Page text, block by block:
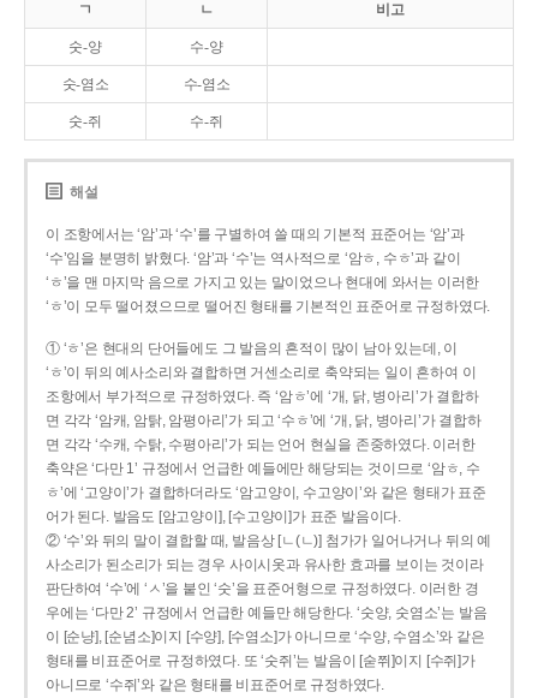
ㄱ ㄴ 비고
숫-양 수-양
숫-염소 수-염소
숫-쥐 수-쥐
해설
이 조항에서는 ‘암’과 ‘수’를 구별하여 쓸 때의 기본적 표준어는 ‘암’과
‘수’임을 분명히 밝혔다. ‘암’과 ‘수’는 역사적으로 ‘암ㅎ, 수ㅎ’과 같이
‘ㅎ’을 맨 마지막 음으로 가지고 있는 말이었으나 현대에 와서는 이러한
‘ㅎ’이 모두 떨어졌으므로 떨어진 형태를 기본적인 표준어로 규정하였다.
① ‘ㅎ’은 현대의 단어들에도 그 발음의 흔적이 많이 남아 있는데, 이
‘ㅎ’이 뒤의 예사소리와 결합하면 거센소리로 축약되는 일이 흔하여 이
조항에서 부가적으로 규정하였다. 즉 ‘암ㅎ’에 ‘개, 닭, 병아리’가 결합하
면 각각 ‘암캐, 암탉, 암평아리’가 되고 ‘수ㅎ’에 ‘개, 닭, 병아리’가 결합하
면 각각 ‘수캐, 수탉, 수평아리’가 되는 언어 현실을 존중하였다. 이러한
축약은 ‘다만 1’ 규정에서 언급한 예들에만 해당되는 것이므로 ‘암ㅎ, 수
ㅎ’에 ‘고양이’가 결합하더라도 ‘암고양이, 수고양이’와 같은 형태가 표준
어가 된다. 발음도 [암고양이], [수고양이]가 표준 발음이다.
② ‘수’와 뒤의 말이 결합할 때, 발음상 [ㄴ(ㄴ)] 첨가가 일어나거나 뒤의 예
사소리가 된소리가 되는 경우 사이시옷과 유사한 효과를 보이는 것이라
판단하여 ‘수’에 ‘ㅅ’을 붙인 ‘숫’을 표준어형으로 규정하였다. 이러한 경
우에는 ‘다만 2’ 규정에서 언급한 예들만 해당한다. ‘숫양, 숫염소’는 발음
이 [순냥], [순념소]이지 [수양], [수염소]가 아니므로 ‘수양, 수염소’와 같은
형태를 비표준어로 규정하였다. 또 ‘숫쥐’는 발음이 [숟쮜]이지 [수쥐]가
아니므로 ‘수쥐’와 같은 형태를 비표준어로 규정하였다.